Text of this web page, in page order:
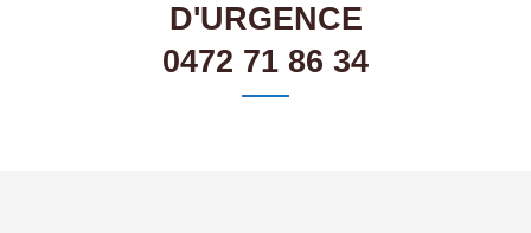
D'URGENCE
0472 71 86 34